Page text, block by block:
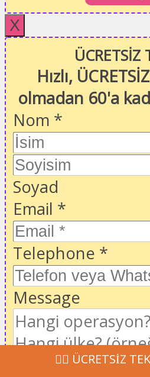
X
ÜCRETSİZ
Hızlı,
olmadan 60'a
Nom *
Soyad
Email *
Telephone *
Message
‍👩‍⚕ ÜCRETSİZ